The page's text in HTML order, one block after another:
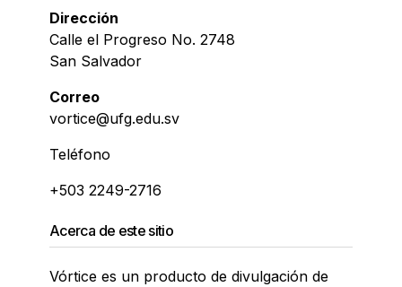
Dirección
Calle el Progreso No. 2748
San Salvador
Correo
vortice@ufg.edu.sv
Teléfono
+503 2249-2716
Acerca de este sitio
Vórtice es un producto de divulgación de